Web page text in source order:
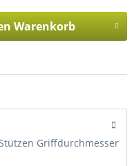
Warenkorb
Griffdurchmesser